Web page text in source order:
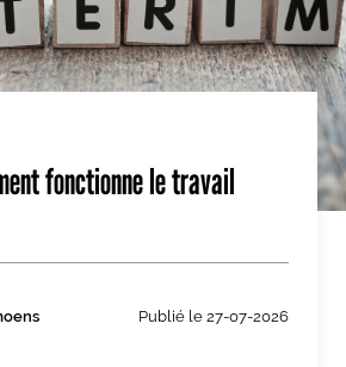
fonctionne le travail
Publié le 27-07-2026